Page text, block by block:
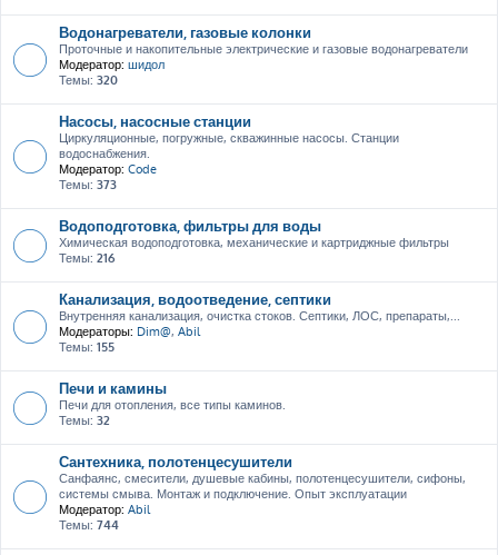
Водонагреватели, газовые колонки
Проточные и накопительные электрические и газовые водонагреватели
Модератор: шидол
Темы: 320
Насосы, насосные станции
Циркуляционные, погружные, скважинные насосы. Станции
водоснабжения.
Модератор: Code
Темы: 373
Водоподготовка, фильтры для воды
Химическая водоподготовка, механические и картриджные фильтры
Темы: 216
Канализация, водоотведение, септики
Внутренняя канализация, очистка стоков. Септики, ЛОС, препараты,...
Модераторы: Dim@, Abil
Темы: 155
Печи и камины
Печи для отопления, все типы каминов.
Темы: 32
Сантехника, полотенцесушители
Санфаянс, смесители, душевые кабины, полотенцесушители, сифоны,
системы смыва. Монтаж и подключение. Опыт эксплуатации
Модератор: Abil
Темы: 744